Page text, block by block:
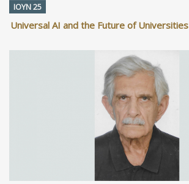
ΙΟΥΝ 25
Universal AI and the Future of Universities